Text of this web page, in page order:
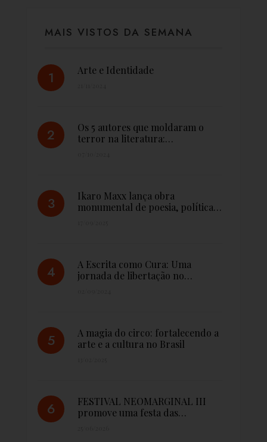
MAIS VISTOS DA SEMANA
Arte e Identidade
Os 5 autores que moldaram o
terror na literatura:…
Ikaro Maxx lança obra
monumental de poesia, política…
A Escrita como Cura: Uma
jornada de libertação no…
A magia do circo: fortalecendo a
arte e a cultura no Brasil
FESTIVAL NEOMARGINAL III
promove uma festa das…